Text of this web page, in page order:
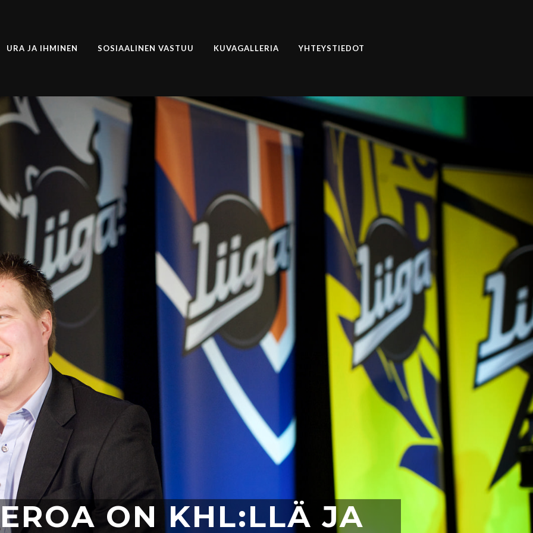
URA JA IHMINEN SOSIAALINEN VASTUU KUVAGALLERIA YHTEYSTIEDOT
ON KHL:LLÄ JA